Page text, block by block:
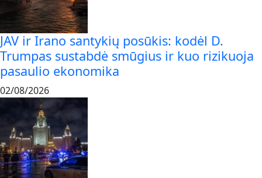
JAV ir Irano santykių posūkis: kodėl D.
Trumpas sustabdė smūgius ir kuo rizikuoja
pasaulio ekonomika
02/08/2026